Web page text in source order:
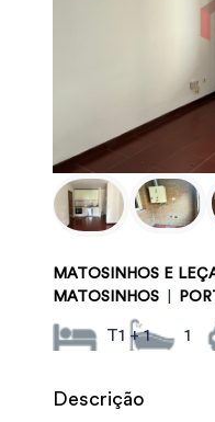
MATOSINHOS E
MATOSINHOS
T1 + 1 1
Descrição